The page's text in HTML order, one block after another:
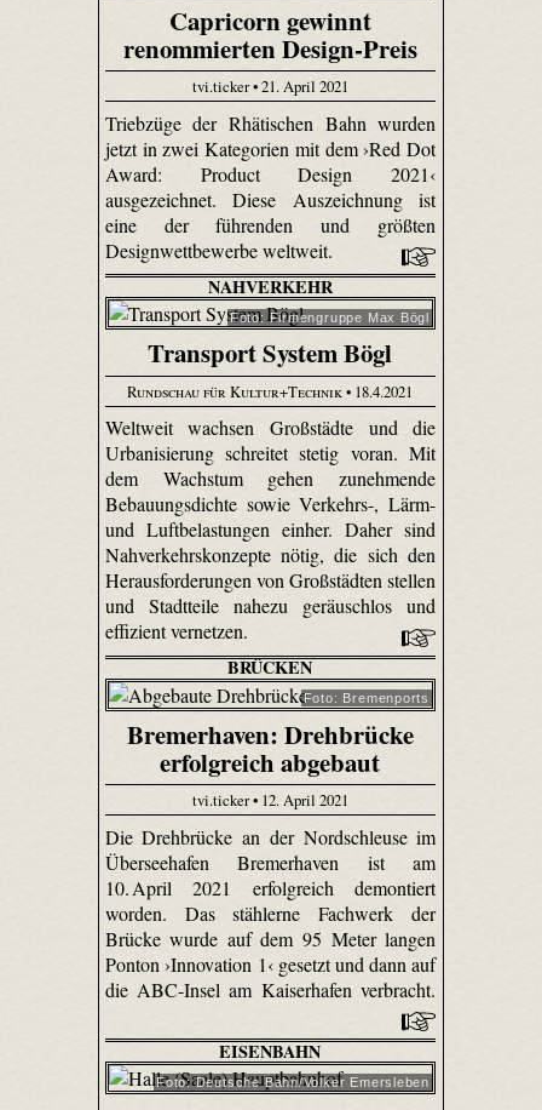
Capricorn gewinnt
renommierten Design-Preis
tvi.ticker • 21. April 2021
Triebzüge der Rhätischen Bahn wurden
jetzt in zwei Kategorien mit dem ›Red Dot
Award: Product Design 2021‹
ausgezeichnet. Diese Auszeichnung ist
eine der führenden und größten
Designwettbewerbe weltweit.
NAHVERKEHR
Foto: Firmengruppe Max Bögl
Transport System Bögl
Rundschau für Kultur+Technik• 18.4.2021
Weltweit wachsen Großstädte und die
Urbanisierung schreitet stetig voran. Mit
dem Wachstum gehen zunehmende
Bebauungsdichte sowie Verkehrs-, Lärm-
und Luftbelastungen einher. Daher sind
Nahverkehrskonzepte nötig, die sich den
Herausforderungen von Großstädten stellen
und Stadtteile nahezu geräuschlos und
effizient vernetzen.
BRÜCKEN
Foto: Bremenports
Bremerhaven: Drehbrücke
erfolgreich abgebaut
tvi.ticker • 12. April 2021
Die Drehbrücke an der Nordschleuse im
Überseehafen Bremerhaven ist am
10. April 2021 erfolgreich demontiert
worden. Das stählerne Fachwerk der
Brücke wurde auf dem 95 Meter langen
Ponton ›Innovation 1‹ gesetzt und dann auf
die ABC-Insel am Kaiserhafen verbracht.
EISENBAHN
Foto: Deutsche Bahn/Volker Emersleben